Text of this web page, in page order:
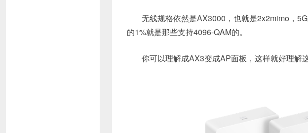
无线规格依然是AX3000，也就是2x2mimo，
的1%就是那些支持4096-QAM的。
你可以理解成AX3变成AP面板，这样就好理解